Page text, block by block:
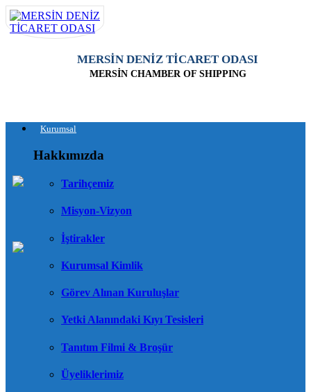
MERSİN DENİZ TİCARET ODASI
MERSİN CHAMBER OF SHIPPING
Kurumsal
Hakkımızda
Tarihçemiz
Misyon-Vizyon
İştirakler
Kurumsal Kimlik
Görev Alınan Kuruluşlar
Yetki Alanındaki Kıyı Tesisleri
Tanıtım Filmi & Broşür
Üyeliklerimiz